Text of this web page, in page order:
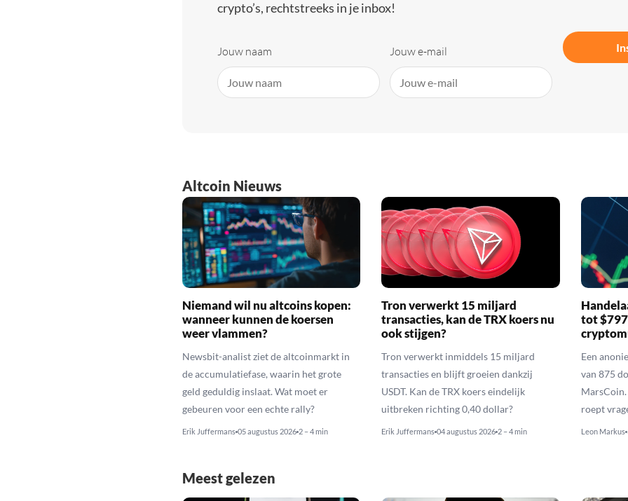
crypto’s, rechtstreeks in je inbox!
Jouw naam Jouw e-mail
Altcoin Nieuws
Niemand wil nu altcoins kopen:
wanneer kunnen de koersen
weer vlammen?
Newsbit-analist ziet de altcoinmarkt in
de accumulatiefase, waarin het grote
geld geduldig inslaat. Wat moet er
gebeuren voor een echte rally?
Erik Juffermans 05 augustus 2026 2 – 4 min
Tron verwerkt 15 miljard
transacties, kan de TRX koers nu
ook stijgen?
Tron verwerkt inmiddels 15 miljard
transacties en blijft groeien dankzij
USDT. Kan de TRX koers eindelijk
uitbreken richting 0,40 dollar?
Erik Juffermans 04 augustus 2026 2 – 4 min
tot
Een
van 875
roept
Leon Markus
Meest gelezen